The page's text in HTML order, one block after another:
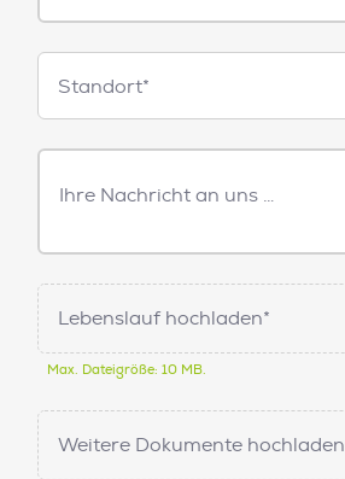
Standorte
Standort*
Freitext
Nachricht
Lebenslauf hochladen*
Max. Dateigröße: 10 MB.
Weitere Dokumente hochladen